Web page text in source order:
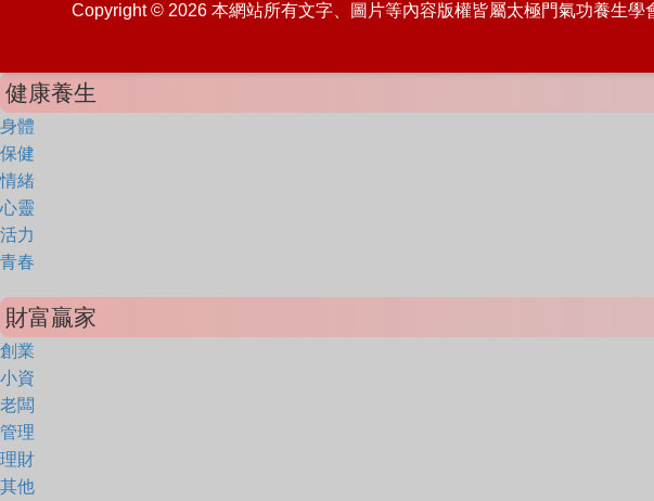
Copyright © 2026 本網站所有文字、圖片等內容版權皆屬太極門氣功養
健康養生
身體
保健
情緒
心靈
活力
青春
財富贏家
創業
小資
老闆
管理
理財
其他